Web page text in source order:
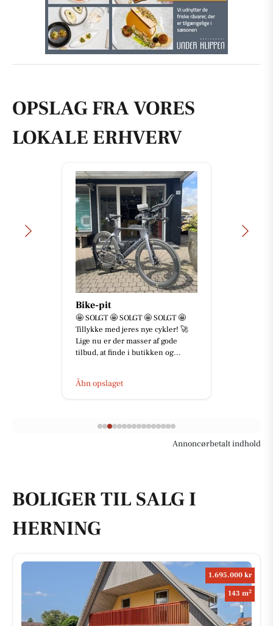
OPSLAG FRA VORES
LOKALE ERHVERV
Bike-pit
🤩 SOLGT 🤩 SOLGT 🤩 SOLGT 🤩
Tillykke med jeres nye cykler! 🚀
Lige nu er der masser af gode
tilbud, at finde i butikken og...
Åbn opslaget
Annoncørbetalt indhold
BOLIGER TIL SALG I
HERNING
1.695.000 kr
143 m2